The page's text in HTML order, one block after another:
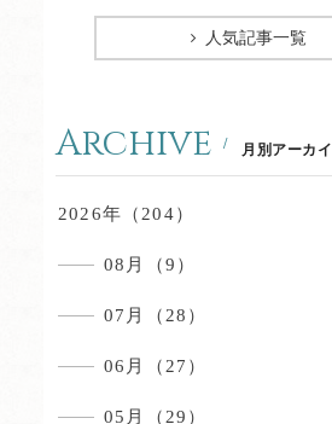
人気記事一覧
Archive 月別アーカ
2026年（204）
08月（9）
07月（28）
06月（27）
05月（29）